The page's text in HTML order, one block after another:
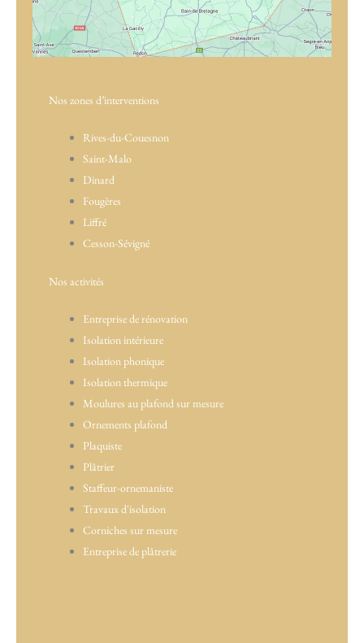
Nos zones d’interventions
Rives-du-Couesnon
Saint-Malo
Dinard
Fougères
Liffré
Cesson-Sévigné
Nos activités
Entreprise de rénovation
Isolation intérieure
Isolation phonique
Isolation thermique
Moulures au plafond sur mesure
Ornements plafond
Plaquiste
Plâtrier
Staffeur-ornemaniste
Travaux d'isolation
Corniches sur mesure
Entreprise de plâtrerie